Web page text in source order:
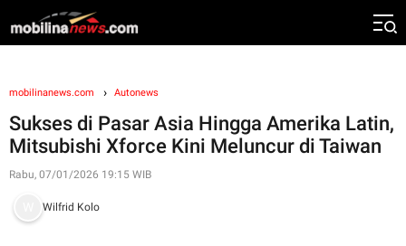
mobilinanews.com Autonews
Sukses di Pasar Asia Hingga Amerika Latin,
Mitsubishi Xforce Kini Meluncur di Taiwan
Rabu, 07/01/2026 19:15 WIB
Wilfrid Kolo